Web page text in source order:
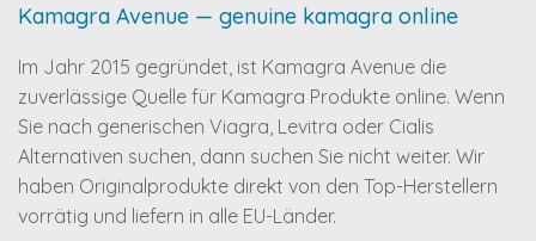
Kamagra Avenue — genuine kamagra online
Im Jahr 2015 gegründet, ist Kamagra Avenue die
zuverlässige Quelle für Kamagra Produkte online. Wenn
Sie nach generischen Viagra, Levitra oder Cialis
Alternativen suchen, dann suchen Sie nicht weiter. Wir
haben Originalprodukte direkt von den Top-Herstellern
vorrätig und liefern in alle EU-Länder.